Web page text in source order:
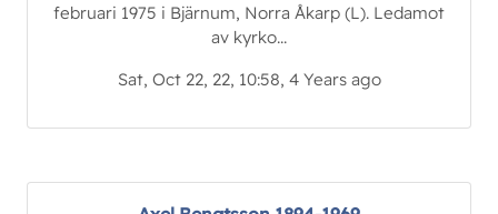
februari 1975 i Bjärnum, Norra Åkarp (L). Ledamot
av kyrko...
Sat, Oct 22, 22, 10:58, 4 Years ago